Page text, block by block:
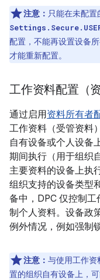
注意： 只能在未配
配置，不能再设置设备
才能重新配置。
工作资料配置（
通过启用资料所有者
工作资料（受管资料
自有设备或个人设备
期间执行（用于组织
主要资料的设备上执
组织支持的设备类型
备中，DPC 仅控制
制个人资料。设备政
例外情况，例如强制
注意： 与使用工作资
置的组织自有设备上，